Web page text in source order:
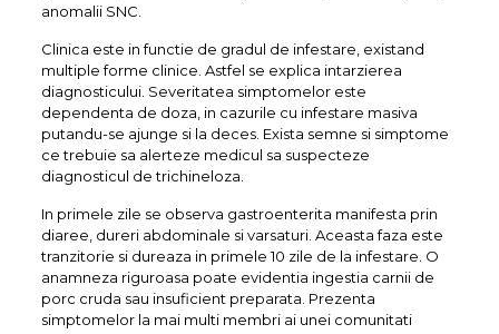
anomalii SNC.
Clinica este in functie de gradul de infestare, existand
multiple forme clinice. Astfel se explica intarzierea
diagnosticului. Severitatea simptomelor este
dependenta de doza, in cazurile cu infestare masiva
putandu-se ajunge si la deces. Exista semne si simptome
ce trebuie sa alerteze medicul sa suspecteze
diagnosticul de trichineloza.
In primele zile se observa gastroenterita manifesta prin
diaree, dureri abdominale si varsaturi. Aceasta faza este
tranzitorie si dureaza in primele 10 zile de la infestare. O
anamneza riguroasa poate evidentia ingestia carnii de
porc cruda sau insuficient preparata. Prezenta
simptomelor la mai multi membri ai unei comunitati